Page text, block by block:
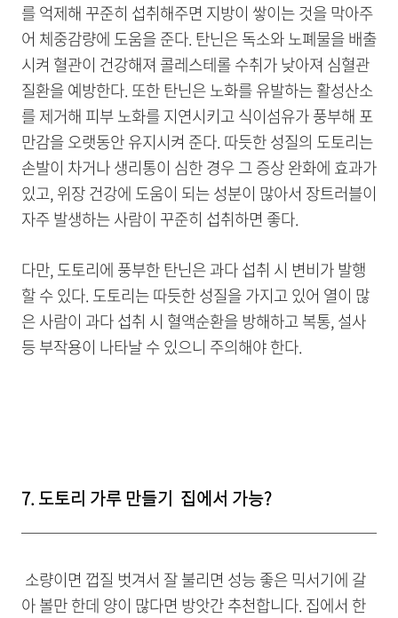
를 억제해 꾸준히 섭취해주면 지방이 쌓이는 것을 막아주
어 체중감량에 도움을 준다. 탄닌은 독소와 노폐물을 배출
시켜 혈관이 건강해져 콜레스테롤 수취가 낮아져 심혈관
질환을 예방한다. 또한 탄닌은 노화를 유발하는 활성산소
를 제거해 피부 노화를 지연시키고 식이섬유가 풍부해 포
만감을 오랫동안 유지시켜 준다. 따듯한 성질의 도토리는
손발이 차거나 생리통이 심한 경우 그 증상 완화에 효과가
있고, 위장 건강에 도움이 되는 성분이 많아서 장트러블이
자주 발생하는 사람이 꾸준히 섭취하면 좋다.
다만, 도토리에 풍부한 탄닌은 과다 섭취 시 변비가 발행
할 수 있다. 도토리는 따듯한 성질을 가지고 있어 열이 많
은 사람이 과다 섭취 시 혈액순환을 방해하고 복통, 설사
등 부작용이 나타날 수 있으니 주의해야 한다.
7. 도토리 가루 만들기 집에서 가능?
소량이면 껍질 벗겨서 잘 불리면 성능 좋은 믹서기에 갈
아 볼만 한데 양이 많다면 방앗간 추천합니다. 집에서 한